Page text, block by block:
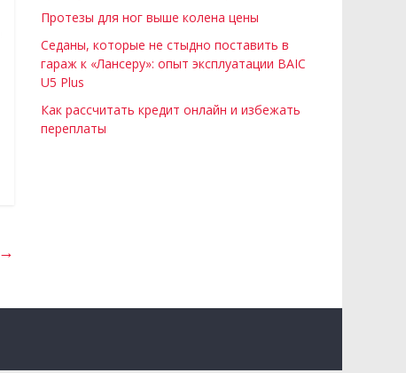
→
Протезы для ног выше колена цены
Седаны, которые не стыдно поставить в
гараж к «Лансеру»: опыт эксплуатации BAIC
U5 Plus
Как рассчитать кредит онлайн и избежать
переплаты